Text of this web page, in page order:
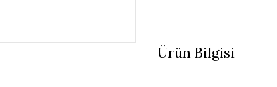
Ürün Bilgisi